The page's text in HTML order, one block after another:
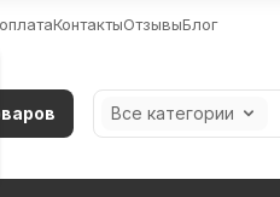
КонтактыОтзывыБлог
Все категории